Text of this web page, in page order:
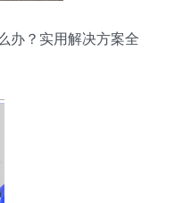
办？实用解决方案全